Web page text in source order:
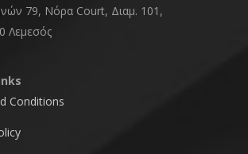
79, Νόρα Court, Διαμ. 101,
Λεμεσός
Conditions